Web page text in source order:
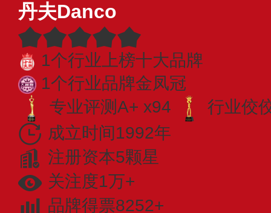
丹夫Danco
1个行业上榜十大品牌
1个行业品牌金凤冠
专业评测A+ x94
行业佼
成立时间1992年
注册资本5颗星
关注度1万+
品牌得票8252+